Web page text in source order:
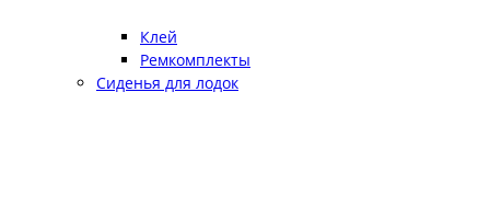
Клей
Ремкомплекты
Сиденья для лодок